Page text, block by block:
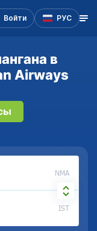
Войти РУС
в
Airways
NMA
IST